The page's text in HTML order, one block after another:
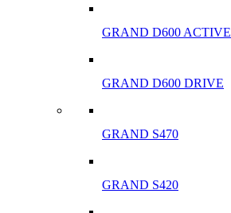
GRAND D600 ACTIVE
GRAND D600 DRIVE
GRAND S470
GRAND S420